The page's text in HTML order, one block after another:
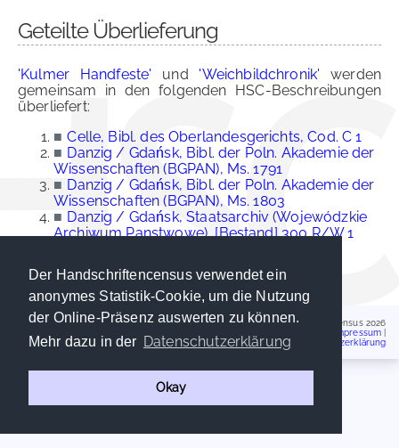
Der Handschriftencensus verwendet ein
anonymes Statistik-Cookie, um die Nutzung
der Online-Präsenz auswerten zu können.
Mehr dazu in der Datenschutzerklärung
Okay
Geteilte Überlieferung
'Kulmer Handfeste' und 'Weichbildchronik' werden
gemeinsam in den folgenden HSC-Beschreibungen
überliefert:
■ Celle, Bibl. des Oberlandesgerichts, Cod. C 1
■ Danzig / Gdańsk, Bibl. der Poln. Akademie der
Wissenschaften (BGPAN), Ms. 1791
■ Danzig / Gdańsk, Bibl. der Poln. Akademie der
Wissenschaften (BGPAN), Ms. 1803
■ Danzig / Gdańsk, Staatsarchiv (Wojewódzkie
Archiwum Panstwowe), [Bestand] 300 R/W 1
■
Wien, Österr. Nationalbibl., Cod. 2710
Handschriftencensus 2026
Impressum
Datenschutzerklärung